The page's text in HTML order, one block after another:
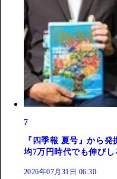
7
『四季報 夏号』から
均7万円時代でも伸びし
2026年07月31日 06:30